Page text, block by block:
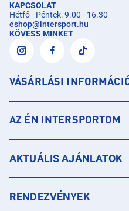
KAPCSOLAT
Hétfő - Péntek: 9.00 - 16.30
eshop@intersport.hu
KÖVESS MINKET
VÁSÁRLÁSI
AZ ÉN INTERSPORTOM
AKTUÁLIS AJÁNLATOK
RENDEZVÉNYEK